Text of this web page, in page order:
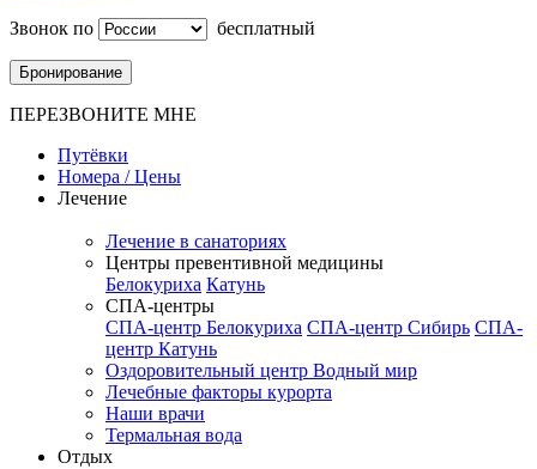
Звонок по
бесплатный
Бронирование
ПЕРЕЗВОНИТЕ МНЕ
Путёвки
Номера / Цены
Лечение
Лечение в санаториях
Центры превентивной медицины
Белокуриха Катунь
СПА-центры
СПА-центр Белокуриха СПА-центр Сибирь СПА-
центр Катунь
Оздоровительный центр Водный мир
Лечебные факторы курорта
Наши врачи
Термальная вода
Отдых